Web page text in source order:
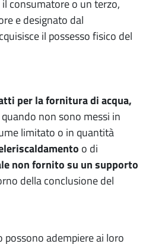
consumatore o un terzo,
e designato dal
il possesso fisico del
per la fornitura di acqua,
quando non sono messi in
limitato o in quantità
o di
non fornito su un supporto
della conclusione del
adempiere ai loro